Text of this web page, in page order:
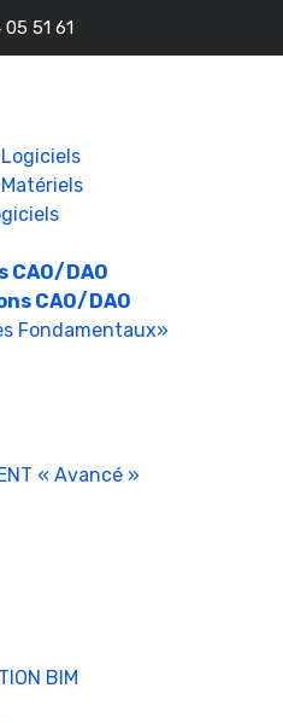
51 61
DAO
CAO/DAO
Fondamentaux»
« Avancé »
BIM